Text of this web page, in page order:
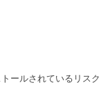
ールされているリスク